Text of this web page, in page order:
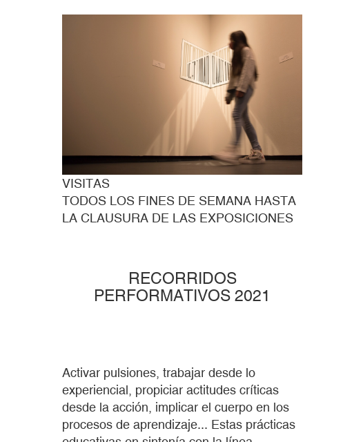
VISITAS
TODOS LOS FINES DE SEMANA HASTA
LA CLAUSURA DE LAS EXPOSICIONES
RECORRIDOS
PERFORMATIVOS 2021
Activar pulsiones, trabajar desde lo
experiencial, propiciar actitudes críticas
desde la acción, implicar el cuerpo en los
procesos de aprendizaje... Estas prácticas